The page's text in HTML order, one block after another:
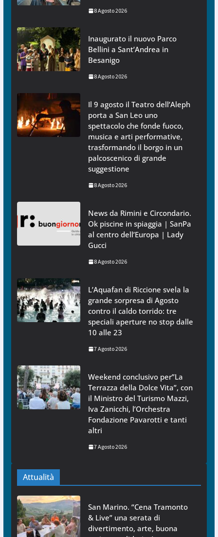
8 Agosto 2026
Inaugurato il nuovo Parco
Bellini a Sant’Andrea in
Besanigo
8 Agosto 2026
Il 9 agosto il Teatro dell’Aleph
porta a San Leo uno
spettacolo che fonde fuoco,
musica e arti performative,
trasformando il borgo in un
palcoscenico di grande
suggestione
8 Agosto 2026
News da Rimini e Circondario.
Ok piscine in spiaggia | SanPa
al centro dell’Europa | Lady
Gucci
8 Agosto 2026
L’Aquafan di Riccione svela la
grande sorpresa di Agosto
contro il caldo torrido: tre
speciali aperture no stop dalle
10 alle 23
7 Agosto 2026
Weekend conclusivo per”La
Terrazza della Dolce Vita”, con
il Ministro del Turismo Mazzi,
Iva Zanicchi, l’Orchestra
Fondazione Pavarotti e tanti
altri
7 Agosto 2026
Attualità
San Marino. “Cena Tramonto
& Live” una serata di
divertimento, arte, buona